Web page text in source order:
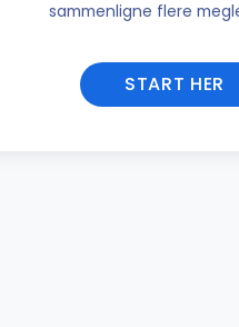
sammenligne flere
START HER